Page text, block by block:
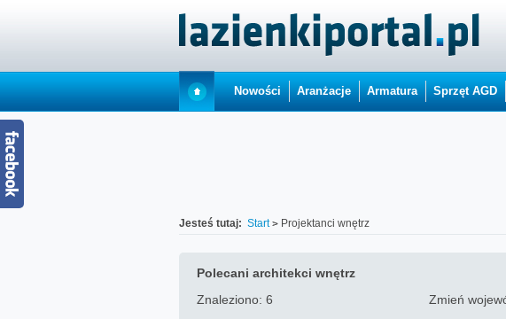
Nowości Aranżacje Armatura Sprzęt AGD
Jesteś tutaj: Start Projektanci wnętrz
Polecani architekci wnętrz
Znaleziono: 6
Zmień